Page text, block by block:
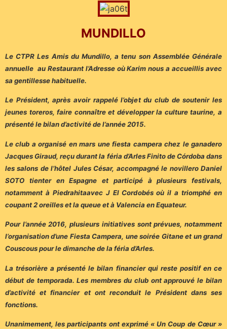
MUNDILLO
Le CTPR Les Amis du Mundillo, a tenu son Assemblée Générale
annuelle au Restaurant l’Adresse où Karim nous a accueillis avec
sa gentillesse habituelle.
Le Président, après avoir rappelé l’objet du club de soutenir les
jeunes toreros, faire connaître et développer la culture taurine, a
présenté le bilan d’activité de l’année 2015.
Le club a organisé en mars une fiesta campera chez le ganadero
Jacques Giraud, reçu durant la féria d’Arles Finito de Córdoba dans
les salons de l’hôtel Jules César, accompagné le novillero Daniel
SOTO tienter en Espagne et participé à plusieurs festivals,
notamment à Piedrahitaavec J El Cordobés où il a triomphé en
coupant 2 oreilles et la queue et à Valencia en Equateur.
Pour l’année 2016, plusieurs initiatives sont prévues, notamment
l’organisation d’une Fiesta Campera, une soirée Gitane et un grand
Couscous pour le dimanche de la féria d’Arles.
La trésorière a présenté le bilan financier qui reste positif en ce
début de temporada. Les membres du club ont approuvé le bilan
d’activité et financier et ont reconduit le Président dans ses
fonctions.
Unanimement, les participants ont exprimé « Un Coup de Cœur »